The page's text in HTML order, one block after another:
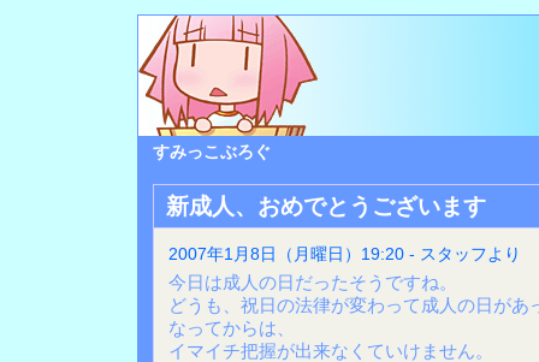
すみっこぶろぐ
新成人、おめでとうございます
2007年1月8日（月曜日）19:20 - スタッフより
今日は成人の日だったそうですね。
どうも、祝日の法律が変わって成人の日が
なってからは、
イマイチ把握が出来なくていけません。